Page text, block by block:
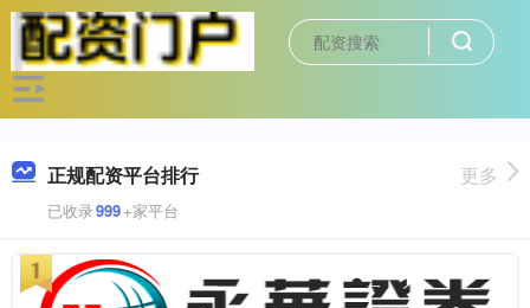
正规配资平台排行
已收录999+家平台
更多